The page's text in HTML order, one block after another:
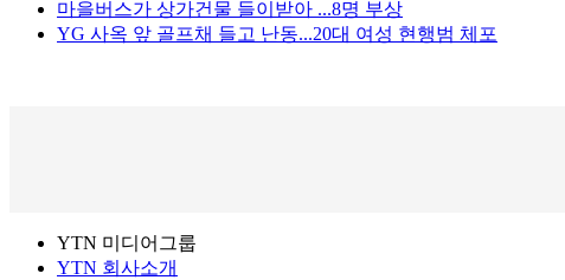
마을버스가 상가건물 들이받아 ...8명 부상
YG 사옥 앞 골프채 들고 난동...20대 여성 현행범 체포
YTN 미디어그룹
YTN 회사소개